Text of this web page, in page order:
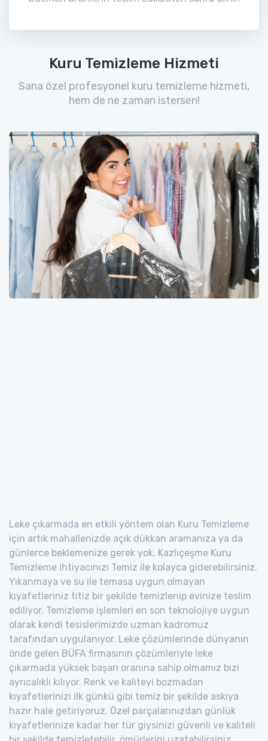
Kuru Temizleme Hizmeti
Sana özel profesyonel kuru temizleme hizmeti,
hem de ne zaman istersen!
Leke çıkarmada en etkili yöntem olan Kuru Temizleme
için artık mahallenizde açık dükkan aramanıza ya da
günlerce beklemenize gerek yok. Kazlıçeşme Kuru
Temizleme ihtiyacınızı Temiz ile kolayca giderebilirsiniz.
Yıkanmaya ve su ile temasa uygun olmayan
kıyafetleriniz titiz bir şekilde temizlenip evinize teslim
ediliyor. Temizleme işlemleri en son teknolojiye uygun
olarak kendi tesislerimizde uzman kadromuz
tarafından uygulanıyor. Leke çözümlerinde dünyanın
önde gelen BÜFA firmasının çözümleriyle leke
çıkarmada yüksek başarı oranına sahip olmamız bizi
ayrıcalıklı kılıyor. Renk ve kaliteyi bozmadan
kıyafetlerinizi ilk günkü gibi temiz bir şekilde askıya
hazır hale getiriyoruz. Özel parçalarınızdan günlük
kıyafetlerinize kadar her tür giysinizi güvenli ve kaliteli